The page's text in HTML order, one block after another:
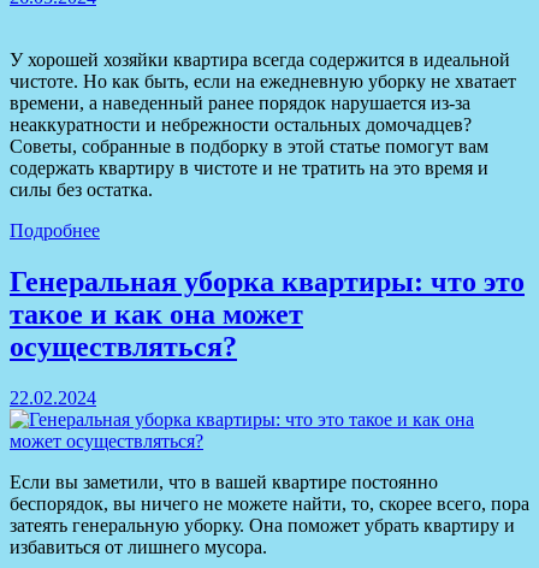
У хорошей хозяйки квартира всегда содержится в идеальной
чистоте. Но как быть, если на ежедневную уборку не хватает
времени, а наведенный ранее порядок нарушается из-за
неаккуратности и небрежности остальных домочадцев?
Советы, собранные в подборку в этой статье помогут вам
содержать квартиру в чистоте и не тратить на это время и
силы без остатка.
Подробнее
Генеральная уборка квартиры: что это
такое и как она может
осуществляться?
22.02.2024
Если вы заметили, что в вашей квартире постоянно
беспорядок, вы ничего не можете найти, то, скорее всего, пора
затеять генеральную уборку. Она поможет убрать квартиру и
избавиться от лишнего мусора.